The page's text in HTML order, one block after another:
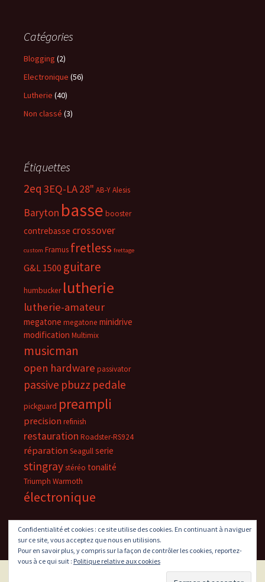
Catégories
Blogging (2)
Electronique (56)
Lutherie (40)
Non classé (3)
Étiquettes
2eq 3EQ-LA28" AB-YAlesis
Baryton basse booster
contrebasse crossover
custom Framus fretless frettage
G&L 1500 guitare
humbucker lutherie
lutherie-amateur
megatone megatone minidrive
modification Multimix
musicman
open hardware passivator
passive pbuzz pedale
pickguard preampli
precision refinish
restauration Roadster-RS924
réparation Seagullserie
stingraystéréo tonalité
Triumph Warmoth
électronique
Confidentialité et cookies : ce site utilise des cookies. En continuant à naviguer
sur ce site, vous acceptez que nous en utilisions.
Pour en savoir plus, y compris sur la façon de contrôler les cookies, reportez-
vous à ce qui suit : Politique relative aux cookies